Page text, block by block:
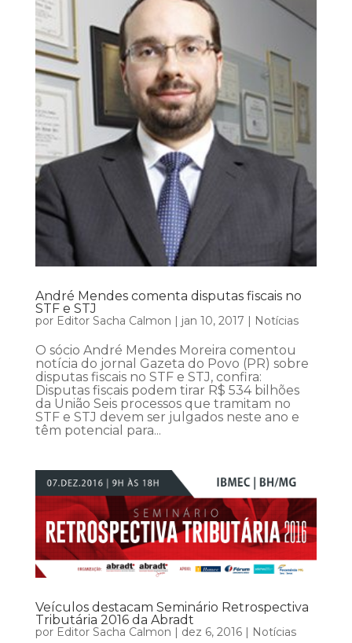
André Mendes comenta disputas fiscais no
STF e STJ
por Editor Sacha Calmon jan 10, 2017 Notícias
O sócio André Mendes Moreira comentou
notícia do jornal Gazeta do Povo (PR) sobre
disputas fiscais no STF e STJ, confira:
Disputas fiscais podem tirar R$ 534 bilhões
da União Seis processos que tramitam no
STF e STJ devem ser julgados neste ano e
têm potencial para...
Veículos destacam Seminário Retrospectiva
Tributária 2016 da Abradt
por Editor Sacha Calmon | dez 6, 2016| Notícias